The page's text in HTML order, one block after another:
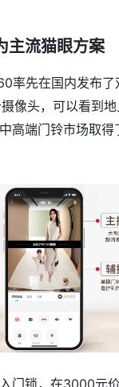
主流猫眼方案
率先在国内发布了
像头，可以看到
高端门铃市场取得
门锁，在3000元